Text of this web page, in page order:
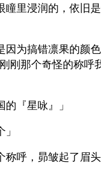
瞳里浸润的，依旧
因为搞错凛果的颜
刚那个奇怪的称呼
的『星咏』」
呼，昴皱起了眉头